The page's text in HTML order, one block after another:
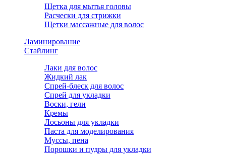
Щетка для мытья головы
Расчески для стрижки
Щетки массажные для волос
Ламинирование
Стайлинг
Лаки для волос
Жидкий лак
Спрей-блеск для волос
Спрей для укладки
Воски, гели
Кремы
Лосьоны для укладки
Паста для моделирования
Муссы, пена
Порошки и пудры для укладки